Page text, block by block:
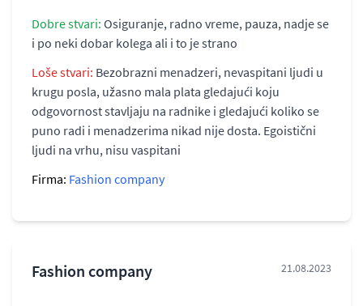
Dobre stvari: Osiguranje, radno vreme, pauza, nadje se
i po neki dobar kolega ali i to je strano
Loše stvari: Bezobrazni menadzeri, nevaspitani ljudi u
krugu posla, užasno mala plata gledajući koju
odgovornost stavljaju na radnike i gledajući koliko se
puno radi i menadzerima nikad nije dosta. Egoistični
ljudi na vrhu, nisu vaspitani
Firma: Fashion company
Fashion company 21.08.2023